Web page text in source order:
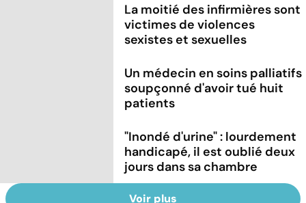
La moitié des infirmières sont
victimes de violences
sexistes et sexuelles
Un médecin en soins palliatifs
soupçonné d'avoir tué huit
patients
"Inondé d'urine" : lourdement
handicapé, il est oublié deux
jours dans sa chambre
Voir plus